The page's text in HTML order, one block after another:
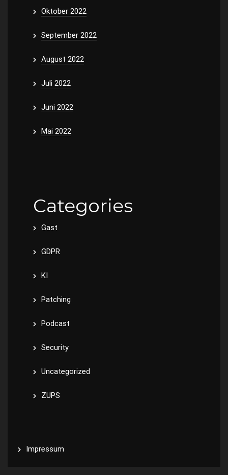
Oktober 2022
September 2022
August 2022
Juli 2022
Juni 2022
Mai 2022
Categories
Gast
GDPR
KI
Patching
Podcast
Security
Uncategorized
ZUPS
Impressum